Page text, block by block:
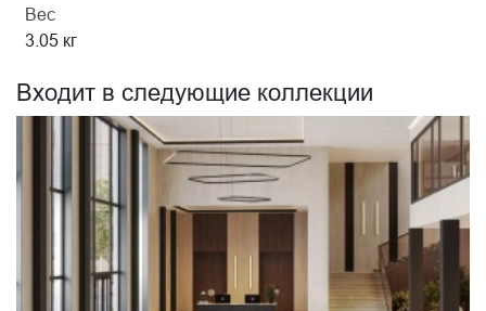
Вес
3.05 кг
Входит в следующие коллекции